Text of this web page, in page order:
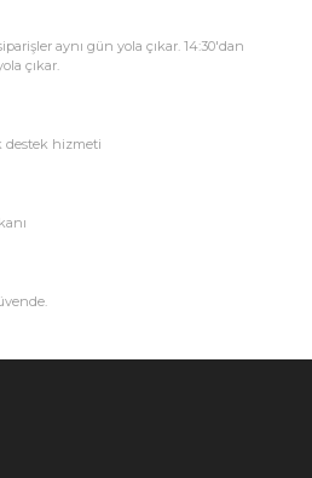
aynı gün yola çıkar. 14:30'dan
çıkar.
destek hizmeti